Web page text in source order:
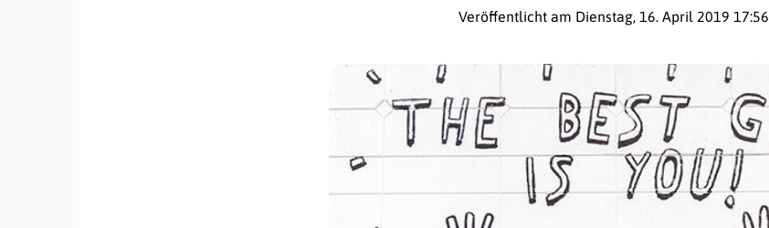
Veröffentlicht am Dienstag, 16. April 2019 17:56